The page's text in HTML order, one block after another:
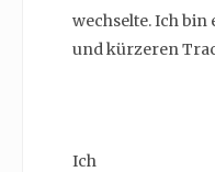
wechselte. Ich bin
und kürzeren
Ich